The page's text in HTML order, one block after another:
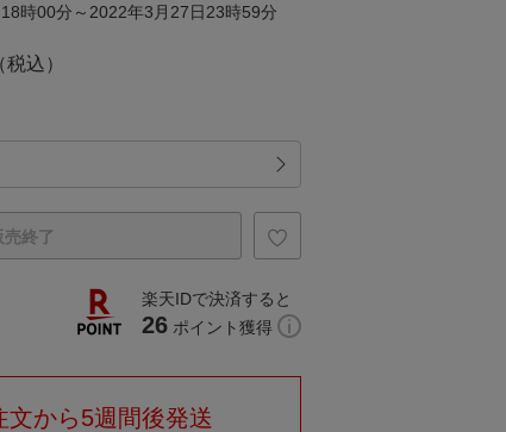
時00分～2022年3月27日23時59分
税込）
売終了
楽天IDで決済すると
26 ポイント獲得
文から5週間後発送